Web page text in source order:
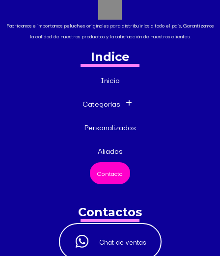
Fabricamos e importamos peluches originales para distribuirlos a todo el país, Garantizamos
la calidad de nuestros productos y la satisfacción de nuestros clientes.
Indice
Inicio
Categorías
Personalizados
Aliados
Contacto
Contactos
Chat de ventas